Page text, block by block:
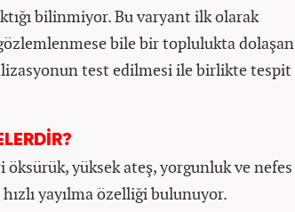
bilinmiyor. Bu varyant ilk olarak
bile bir toplulukta dolaşan
test edilmesi ile birlikte tespit
yüksek ateş, yorgunluk ve nefes
yayılma özelliği bulunuyor.